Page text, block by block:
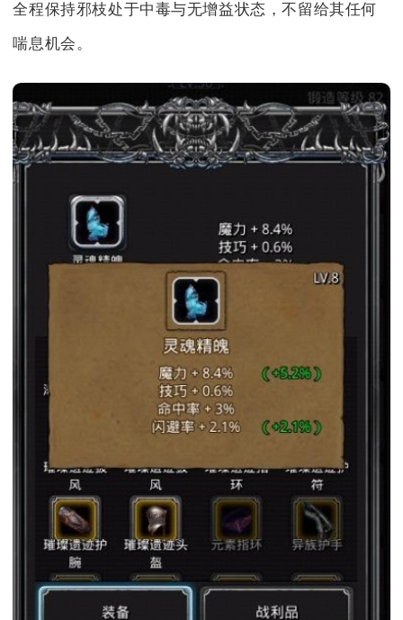
全程保持邪枝处于中毒与无增益状态，不留给其任何
喘息机会。